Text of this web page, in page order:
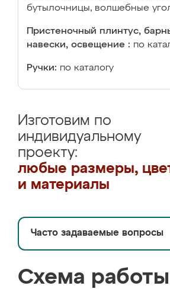
бутылочницы, волшебные
Пристеночный плинтус,
навески, освещение : по
Ручки: по каталогу
Изготовим по
индивидуальному
проекту:
любые размеры,
и материалы
Часто задаваемые вопросы
Схема работы